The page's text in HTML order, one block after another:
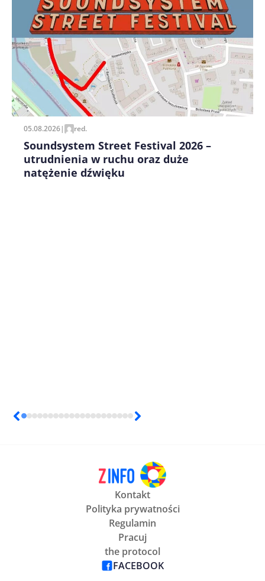
Zapamiętaj moje dane w tej przeglądarce podczas
pisania kolejnych komentarzy.
05.08.2026| red.
Soundsystem Street Festival 2026 –
utrudnienia w ruchu oraz duże
natężenie dźwięku
Kontakt
Polityka prywatności
Regulamin
Pracuj
the protocol
FACEBOOK